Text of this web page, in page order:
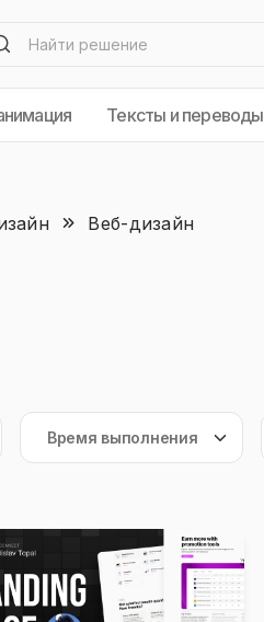
Тексты и переводы
Веб-дизайн